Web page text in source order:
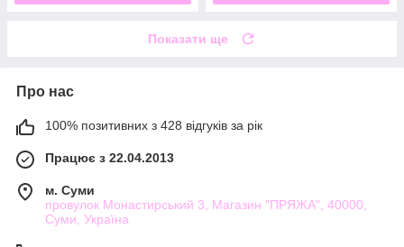
Показати ще
Про нас
100% позитивних з 428 відгуків за рік
Працює з 22.04.2013
м. Суми
провулок Монастирський 3, Магазин "ПРЯЖА", 40000,
Суми, Україна